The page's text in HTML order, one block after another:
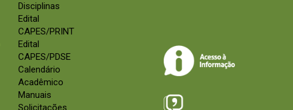
Disciplinas
Edital
CAPES/PRINT
Edital
CAPES/PDSE
Calendário
Acadêmico
Manuais
Solicitações